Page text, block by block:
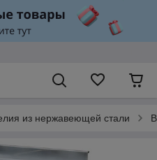
из нержавеющей стали